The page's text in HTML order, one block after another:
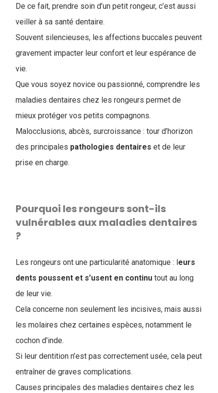
De ce fait, prendre soin d’un petit rongeur, c’est aussi
veiller à sa santé dentaire.
Souvent silencieuses, les affections buccales peuvent
gravement impacter leur confort et leur espérance de
vie.
Que vous soyez novice ou passionné, comprendre les
maladies dentaires chez les rongeurs permet de
mieux protéger vos petits compagnons.
Malocclusions, abcès, surcroissance : tour d’horizon
des principales pathologies dentaires et de leur
prise en charge.
Pourquoi les rongeurs sont-ils
vulnérables aux maladies dentaires
?
Les rongeurs ont une particularité anatomique : leurs
dents poussent et s’usent en continu tout au long
de leur vie.
Cela concerne non seulement les incisives, mais aussi
les molaires chez certaines espèces, notamment le
cochon d'inde.
Si leur dentition n’est pas correctement usée, cela peut
entraîner de graves complications.
Causes principales des maladies dentaires chez les